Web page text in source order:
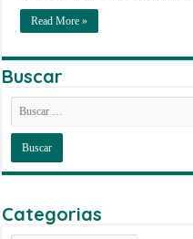
Read More »
Buscar
Categorias